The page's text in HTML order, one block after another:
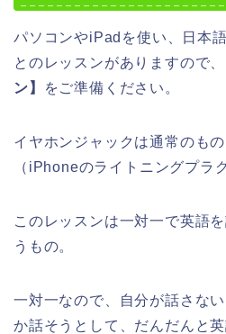
パソコンやiPadを使い、日本
とのレッスンがありますので、
ン】
をご準備ください。
イヤホンジャックは通常のも
（iPhoneのライトニングプラ
このレッスンは一対一で英語
うもの。
一対一なので、自分が話さな
か話そうとして、だんだんと